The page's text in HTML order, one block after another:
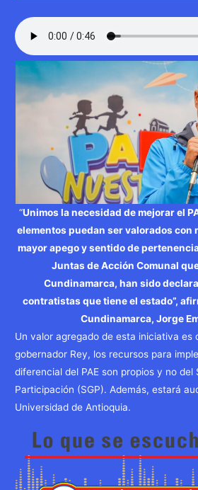
“Unimos la necesidad de mejorar el
elementos puedan ser valorados con
mayor apego y sentido de
Juntas de Acción Comunal
Cundinamarca, han sido
contratistas que tiene el estado”,
Cundinamarca, Jorge
Un valor agregado de esta iniciativa es
gobernador Rey, los recursos para
diferencial del PAE son propios y no del
Participación (SGP). Además, estará
Universidad de Antioquia.